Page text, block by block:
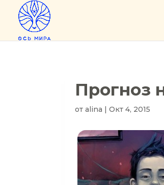
Прогноз
от alina | Окт 4, 2015